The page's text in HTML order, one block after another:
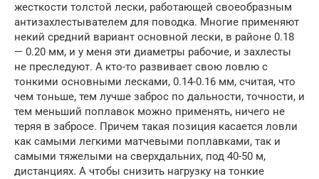
жесткости толстой лески, работающей своеобразным
антизахлестывателем для поводка. Многие применяют
некий средний вариант основной лески, в районе 0.18
— 0.20 мм, и у меня эти диаметры рабочие, и захлесты
не преследуют. А кто-то развивает свою ловлю с
тонкими основными лесками, 0.14-0.16 мм, считая, что
чем тоньше, тем лучше заброс по дальности, точности, и
тем меньший поплавок можно применять, ничего не
теряя в забросе. Причем такая позиция касается ловли
как самыми легкими матчевыми поплавками, так и
самыми тяжелыми на сверхдальних, под 40-50 м,
дистанциях. А чтобы снизить нагрузку на тонкие